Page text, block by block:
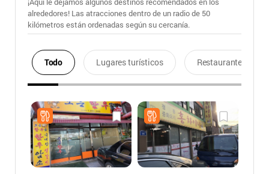
alrededores! Las atracciones dentro de un radio de 50
kilómetros están ordenadas según su cercanía.
Todo Lugares turísticos Restaurantes